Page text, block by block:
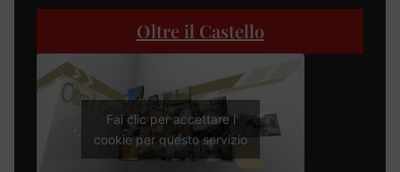
Oltre il Castello
Fai clic per accettare i
cookie per questo servizio